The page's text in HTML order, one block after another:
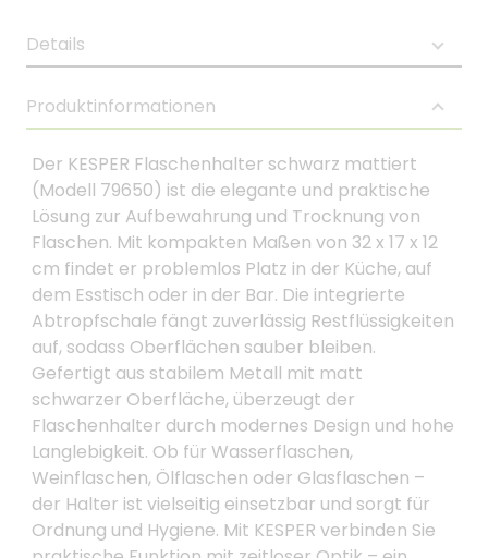
Details
Produktinformationen
Der KESPER Flaschenhalter schwarz mattiert
(Modell 79650) ist die elegante und praktische
Lösung zur Aufbewahrung und Trocknung von
Flaschen. Mit kompakten Maßen von 32 x 17 x 12
cm findet er problemlos Platz in der Küche, auf
dem Esstisch oder in der Bar. Die integrierte
Abtropfschale fängt zuverlässig Restflüssigkeiten
auf, sodass Oberflächen sauber bleiben.
Gefertigt aus stabilem Metall mit matt
schwarzer Oberfläche, überzeugt der
Flaschenhalter durch modernes Design und hohe
Langlebigkeit. Ob für Wasserflaschen,
Weinflaschen, Ölflaschen oder Glasflaschen –
der Halter ist vielseitig einsetzbar und sorgt für
Ordnung und Hygiene. Mit KESPER verbinden Sie